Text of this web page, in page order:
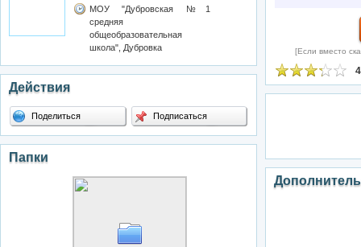
МОУ "Дубровская №1
средняя
общеобразовательная
школа", Дубровка
Действия
Поделиться Подписаться
Папки
[Если вместо